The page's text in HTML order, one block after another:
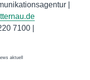
|
7100 |
aktuell